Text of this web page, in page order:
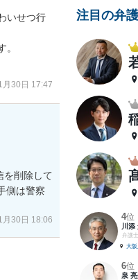
いせつ行
月30日 17:47
を削除して
側は警察
月30日 18:06
注目の弁
4位
川添
弁護士
大
6位
泉